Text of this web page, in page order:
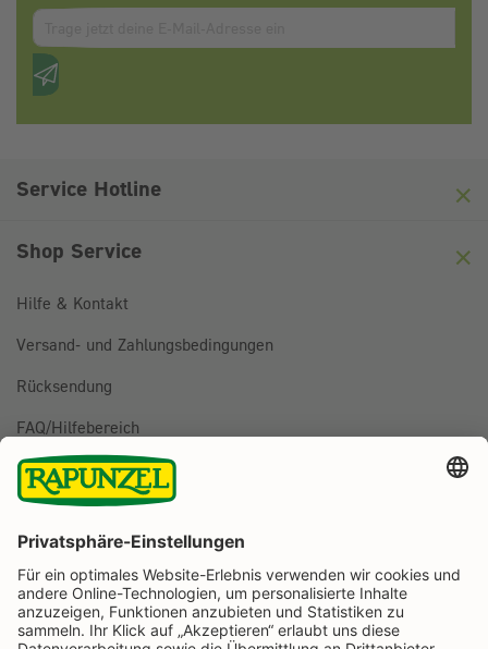
Zum abbonieren des Newsletters, bitte E-Mail Adresse
Anti-Roboter-Verifizierung
Service Hotline
Shop Service
Hilfe & Kontakt
Versand- und Zahlungsbedingungen
Rücksendung
FAQ/Hilfebereich
BESTELLUNG WIDERRUFEN
Rapunzel Naturkost auf Facebook
Rapunzel Naturkost auf Instagram
Rapunzel Naturkost auf YouTube
Rapunzel Naturkost auf Pinterest
Rapunzel Naturkost auf LinkedIn